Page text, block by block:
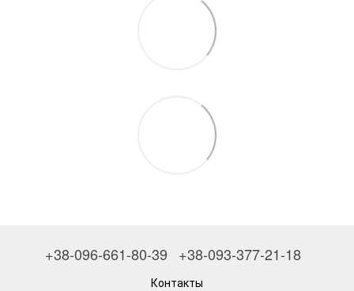
+38-096-661-80-39 +38-093-377-21-18
Контакты